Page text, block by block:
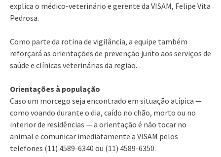
explica o médico-veterinário e gerente da VISAM, Felipe Vita
Pedrosa.
Como parte da rotina de vigilância, a equipe também
reforçará as orientações de prevenção junto aos serviços de
saúde e clínicas veterinárias da região.
Orientações à população
Caso um morcego seja encontrado em situação atípica —
como voando durante o dia, caído no chão, morto ou no
interior de residências — a orientação é não tocar no
animal e comunicar imediatamente a VISAM pelos
telefones (11) 4589-6340 ou (11) 4589-6350.